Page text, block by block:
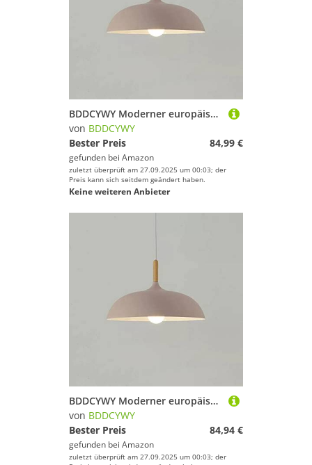
BDDCYWY Moderner europäischer Makkaron -Chaner für Cafés und Restaurants kreative Hanglampe für Veranda und Loft Single Head Pendant Light mit Topfabdeckung einfach und stilvolles Design (grün 60 *
von BDDCYWY
Bester Preis
84,99 €
gefunden bei Amazon
zuletzt überprüft am 27.09.2025 um 00:03; der
Preis kann sich seitdem geändert haben.
Keine weiteren Anbieter
BDDCYWY Moderner europäischer Makkaron -Chaner für Cafés und Restaurants kreative Hanglampe für Veranda und Loft Single Head Pendant Light mit Topfabdeckung einfach und stilvolles Design (grün 60 *
von BDDCYWY
Bester Preis
84,94 €
gefunden bei Amazon
zuletzt überprüft am 27.09.2025 um 00:03; der